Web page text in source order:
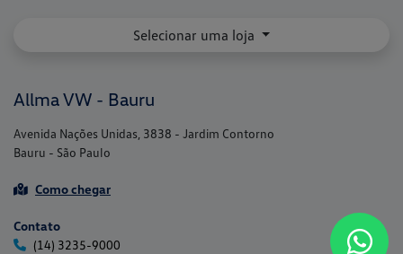
Selecionar uma loja
Allma VW - Bauru
Avenida Nações Unidas, 3838 - Jardim Contorno
Bauru - São Paulo
Como chegar
Contato
(14) 3235-9000